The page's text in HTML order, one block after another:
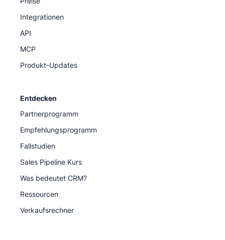
Integrationen
API
MCP
Produkt-Updates
Entdecken
Partnerprogramm
Empfehlungsprogramm
Fallstudien
Sales Pipeline Kurs
Was bedeutet CRM?
Ressourcen
Verkaufsrechner